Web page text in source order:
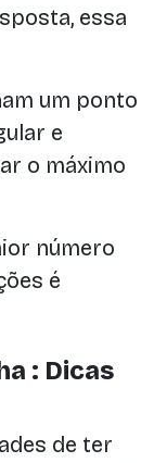
essa
um ponto
e
o máximo
número
é
: Dicas
de ter